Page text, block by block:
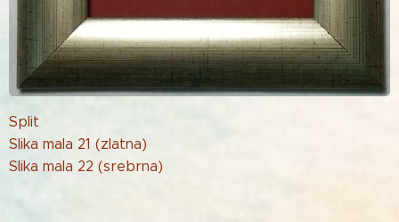
Split
Slika mala 21 (zlatna)
Slika mala 22 (srebrna)